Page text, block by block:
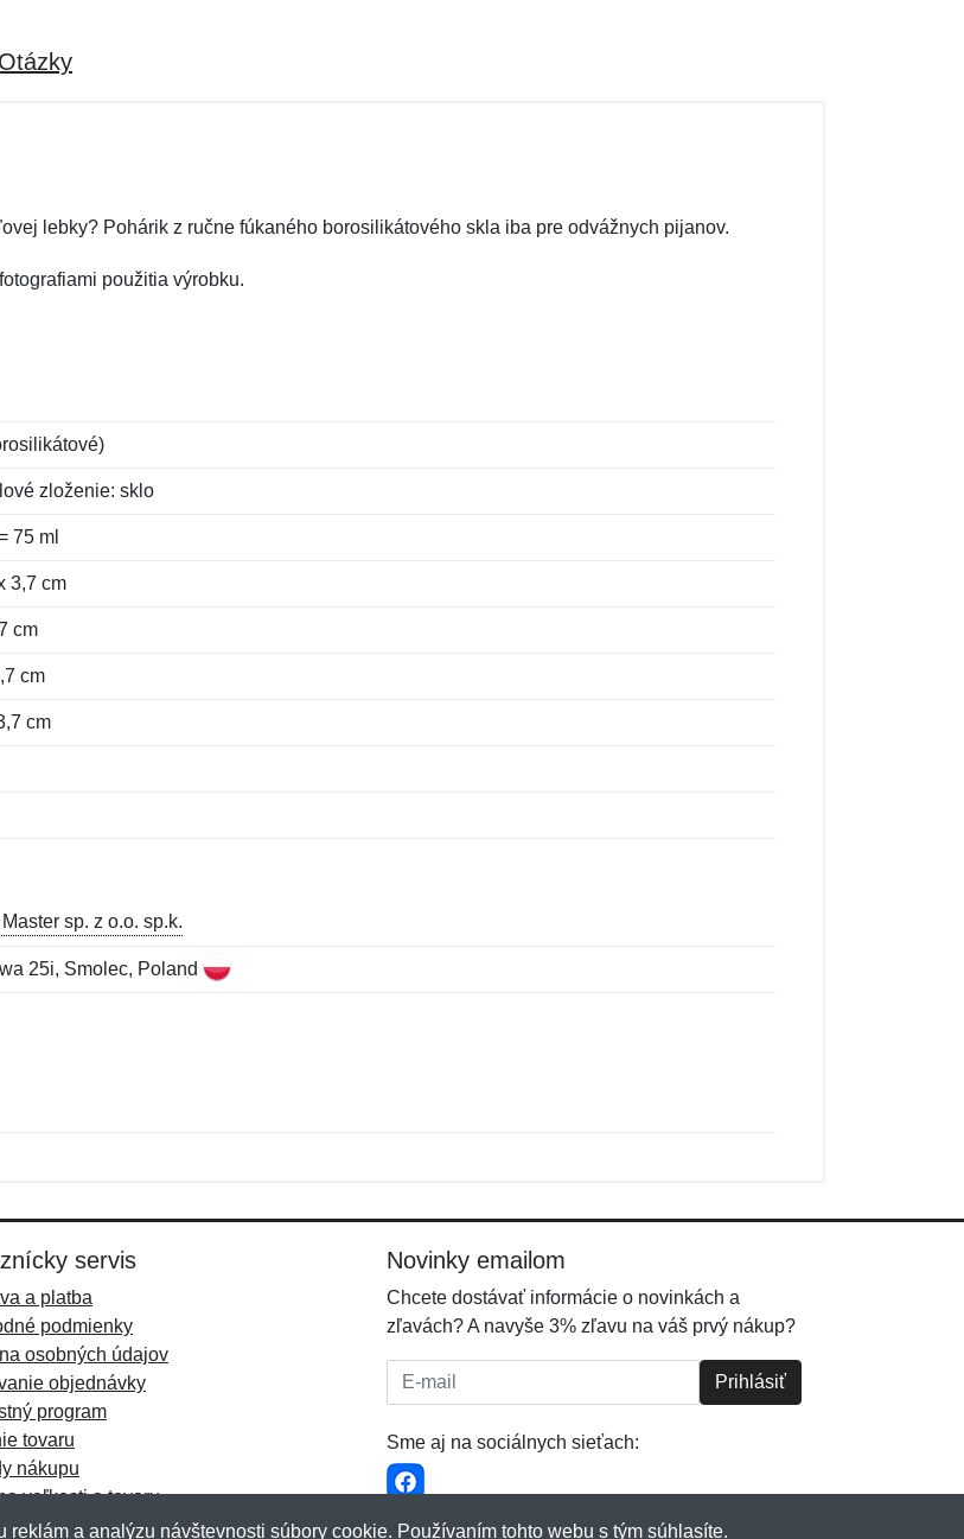
Otázky
lebky? Pohárik z ručne fúkaného borosilikátového skla iba pre odvážnych pijanov.
použitia výrobku.
zloženie: sklo
75 ml
3,7 cm
cm
cm
cm
sp. z o.o. sp.k.
25i, Smolec, Poland
servis
a platba
podmienky
osobných údajov
objednávky
program
tovaru
nákupu
veľkosti a tovaru
Novinky emailom
Chcete dostávať informácie o novinkách a
zľavách? A navyše 3% zľavu na váš prvý nákup?
E-mail: Prihlásiť
Sme aj na sociálnych sieťach:
a analýzu návštevnosti súbory cookie. Používaním tohto webu s tým súhlasíte.